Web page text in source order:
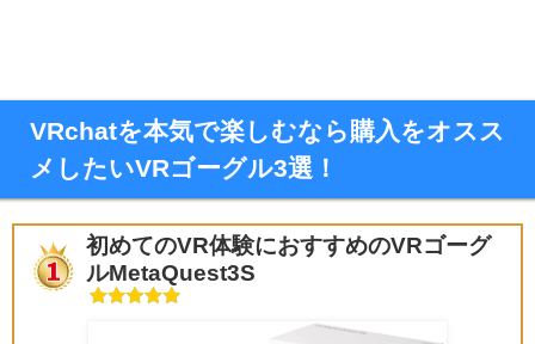
VRchatを本気で楽しむなら購入をオスス
メしたいVRゴーグル3選！
初めてのVR体験におすすめのVRゴーグ
ルMetaQuest3S